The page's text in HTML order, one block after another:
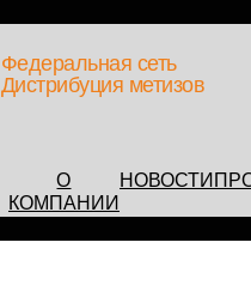
Федеральная сеть
Дистрибуция метизов
О
КОМПАНИИ
НОВОСТИ